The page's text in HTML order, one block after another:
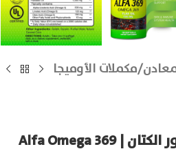
/مكملات الأوميجا